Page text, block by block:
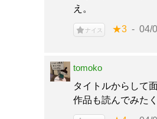
え。
ナイス ★3 04/
tomoko
タイトルからして
作品も読んでみた